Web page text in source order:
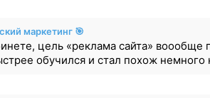
маркетинг 🎯
цель «реклама сайта»
обучился и стал похож немного